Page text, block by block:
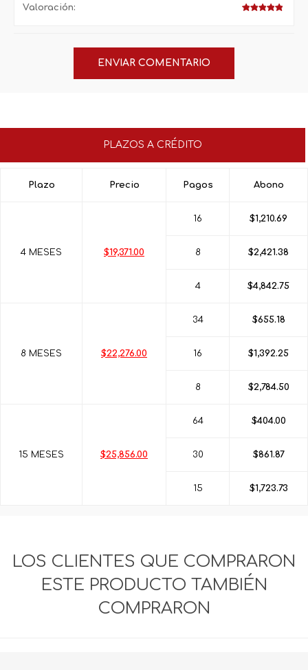
Valoración:
PLAZOS A CRÉDITO
Plazo Precio Pagos Abono
4 MESES $19,371.00
16 $1,210.69
8 $2,421.38
4 $4,842.75
8 MESES $22,276.00
34 $655.18
16 $1,392.25
8 $2,784.50
15 MESES $25,856.00
64 $404.00
30 $861.87
15 $1,723.73
LOS CLIENTES QUE COMPRARON
ESTE PRODUCTO TAMBIÉN
COMPRARON